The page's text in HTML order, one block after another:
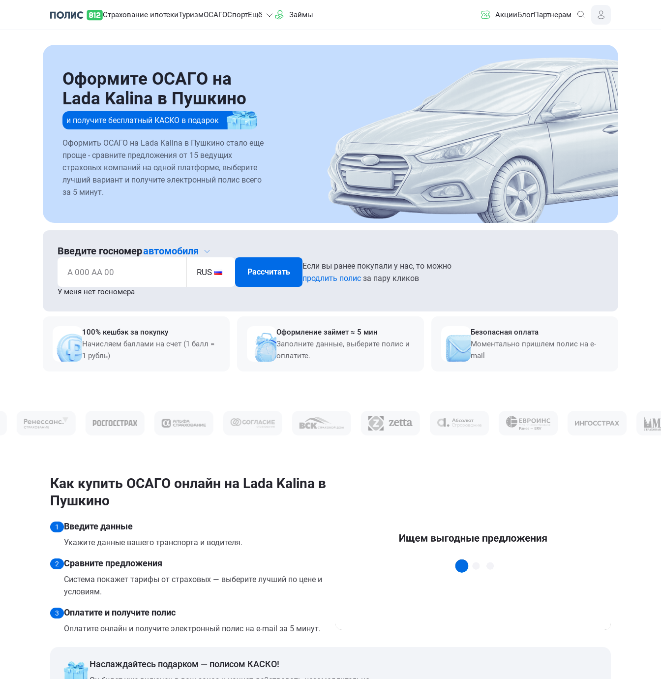
Страхование ипотекиТуризмОСАГОСпортЕщё Займы АкцииБлогПартнерам
Оформите ОСАГО на
Lada Kalina в Пушкино
и получите бесплатный КАСКО в подарок
Оформить ОСАГО на Lada Kalina в Пушкино стало еще
проще - сравните предложения от 15 ведущих
страховых компаний на одной платформе, выберите
лучший вариант и получите электронный полис всего
за 5 минут.
Введите госномеравтомобиля
А 000 АА 00 RUS Рассчитать
Если вы ранее покупали у нас, то можно
продлить полис за пару кликов
У меня нет госномера
100% кешбэк за покупку
Начисляем баллами на счет (1 балл =
1 рубль)
Оформление займет ≈ 5 мин
Заполните данные, выберите полис и
оплатите.
Безопасная оплата
Моментально пришлем полис на e-
mail
Как купить ОСАГО онлайн на Lada Kalina в
Пушкино
1 Введите данные
Укажите данные вашего транспорта и водителя.
2 Сравните предложения
Система покажет тарифы от страховых — выберите лучший по цене и
условиям.
3 Оплатите и получите полис
Оплатите онлайн и получите электронный полис на e-mail за 5 минут.
Наслаждайтесь подарком — полисом КАСКО!